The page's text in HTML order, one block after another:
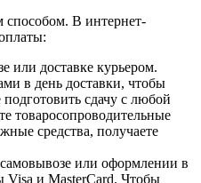
В интернет-
или доставке курьером.
в день доставки, чтобы
сдачу с любой
товаросопроводительные
средства, получаете
или оформлении в
Visa и MasterCard. Чтобы